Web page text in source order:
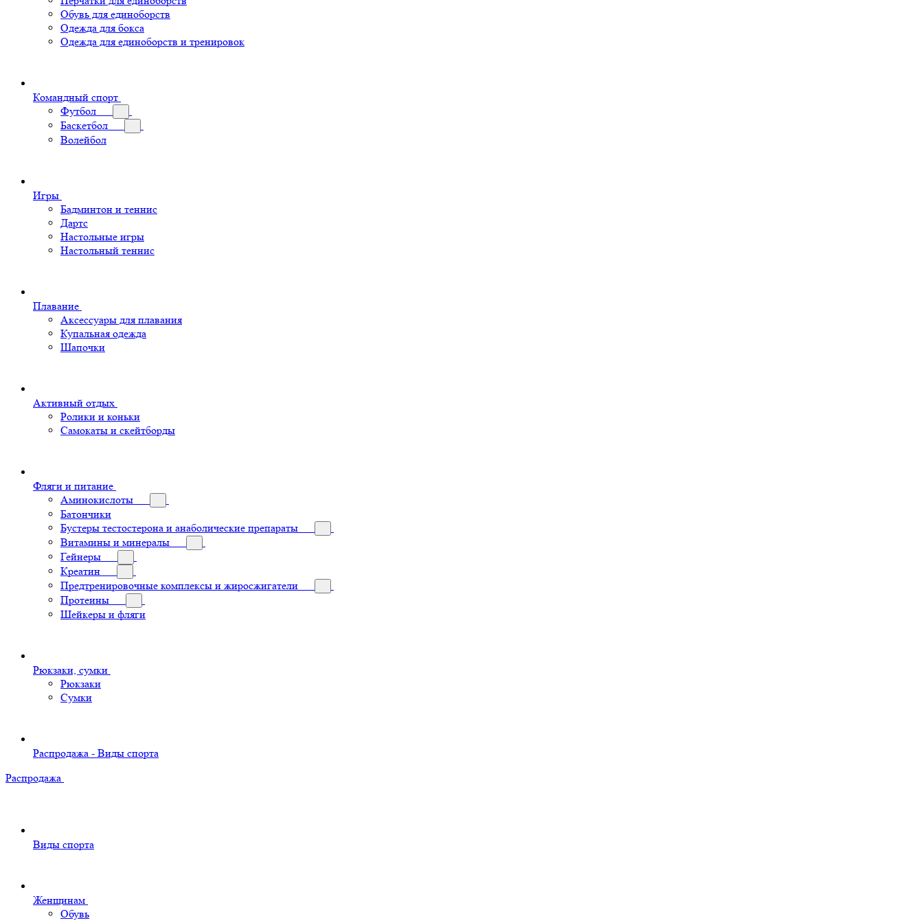
Обувь для единоборств
Одежда для бокса
Одежда для единоборств и тренировок
Командный спорт
Футбол
Баскетбол
Волейбол
Игры
Бадминтон и теннис
Дартс
Настольные игры
Настольный теннис
Плавание
Аксессуары для плавания
Купальная одежда
Шапочки
Активный отдых
Ролики и коньки
Самокаты и скейтборды
Фляги и питание
Аминокислоты
Батончики
Бустеры тестостерона и анаболические препараты
Витамины и минералы
Гейнеры
Креатин
Предтренировочные комплексы и жиросжигатели
Протеины
Шейкеры и фляги
Рюкзаки, сумки
Рюкзаки
Сумки
Распродажа - Виды спорта
Распродажа
Виды спорта
Женщинам
Обувь